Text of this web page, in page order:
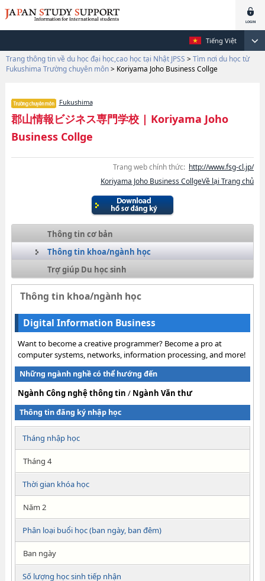
Tiếng Việt
Trang thông tin về du học đại học,cao học tại Nhật JPSS > Tìm nơi du học từ
Fukushima Trường chuyên môn> Koriyama Joho Business Collge
Fukushima
郡山情報ビジネス専門学校| Koriyama Joho
Business Collge
Trang web chính thức: http://www.fsg-cl.jp/
Koriyama Joho Business CollgeVề lại Trang chủ
Thông tin cơ bản
Thông tin khoa/ngành học
Trợ giúp Du học sinh
Thông tin khoa/ngành học
Digital Information Business
Want to become a creative programmer? Become a pro at
computer systems, networks, information processing, and more!
Những ngành nghề có thể hướng đến
Ngành Công nghệ thông tin / Ngành Văn thư
Thông tin đăng ký nhập học
Tháng nhập học
Tháng 4
Thời gian khóa học
Năm 2
Phân loại buổi học (ban ngày, ban đêm)
Ban ngày
Số lượng học sinh tiếp nhận